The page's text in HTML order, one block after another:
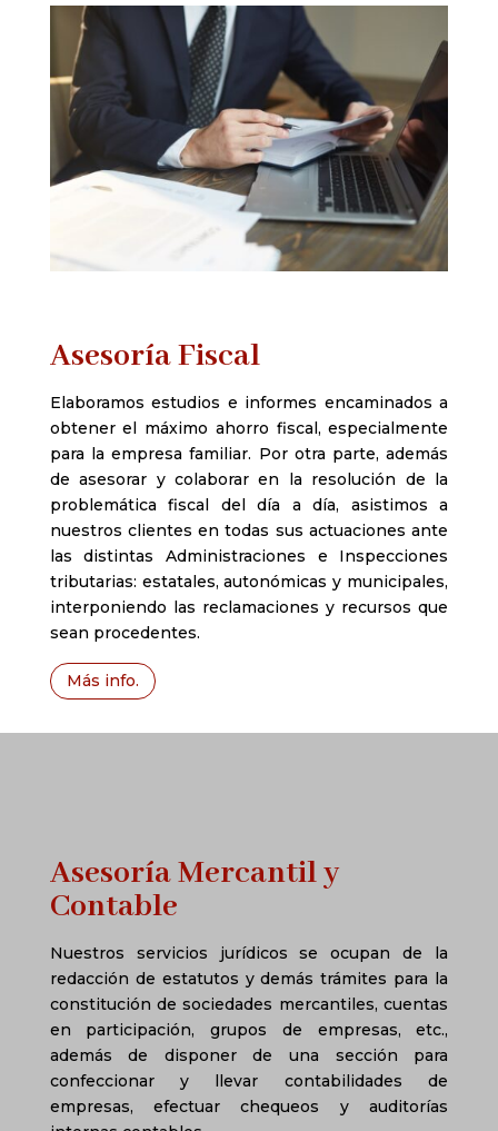
Asesoría Fiscal
Elaboramos estudios e informes encaminados a
obtener el máximo ahorro fiscal, especialmente
para la empresa familiar. Por otra parte, además
de asesorar y colaborar en la resolución de la
problemática fiscal del día a día, asistimos a
nuestros clientes en todas sus actuaciones ante
las distintas Administraciones e Inspecciones
tributarias: estatales, autonómicas y municipales,
interponiendo las reclamaciones y recursos que
sean procedentes.
Más info.
Asesoría Mercantil y
Contable
Nuestros servicios jurídicos se ocupan de la
redacción de estatutos y demás trámites para la
constitución de sociedades mercantiles, cuentas
en participación, grupos de empresas, etc.,
además de disponer de una sección para
confeccionar y llevar contabilidades de
empresas, efectuar chequeos y auditorías